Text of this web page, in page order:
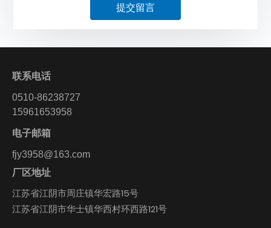
提交留言
联系电话
0510-86238727
15961653958
电子邮箱
fjy3958@163.com
厂区地址
江苏省江阴市周庄镇华宏路15号
江苏省江阴市华士镇华西村环西路121号